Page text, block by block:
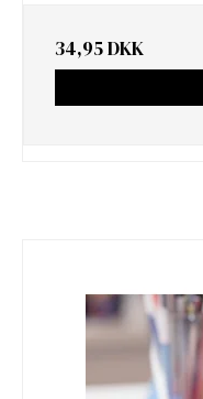
34,95 DKK